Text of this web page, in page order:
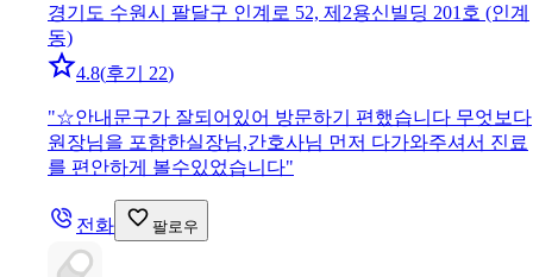
경기도 수원시 팔달구 인계로 52, 제2용신빌딩 201호 (인계
동)
4.8(후기 22)
"☆안내문구가 잘되어있어 방문하기 편했습니다 무엇보다
원장님을 포함한실장님,간호사님 먼저 다가와주셔서 진료
를 편안하게 볼수있었습니다"
전화 팔로우